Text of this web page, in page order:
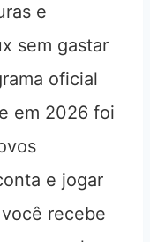
e
sem gastar
oficial
em 2026 foi
e jogar
recebe